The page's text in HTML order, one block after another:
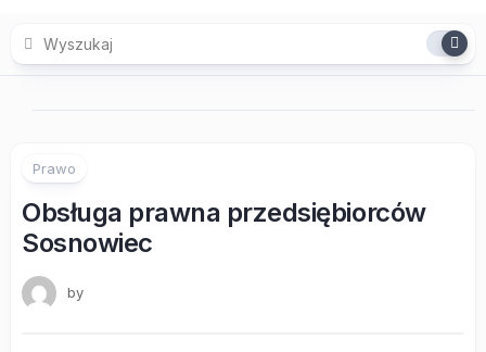
content
Prawo
Obsługa prawna przedsiębiorców
Sosnowiec
by